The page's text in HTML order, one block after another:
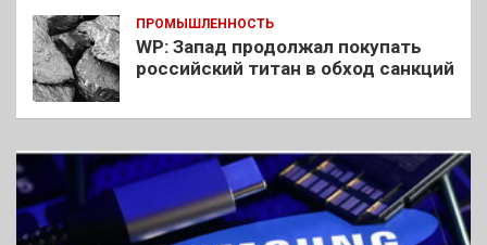
ПРОМЫШЛЕННОСТЬ
WP: Запад продолжал покупать
российский титан в обход санкций